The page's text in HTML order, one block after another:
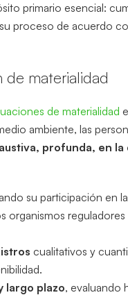
primario esencial:
proceso de acuerdo
de materialidad
de materialidad
ambiente, las
profunda, en
su participación en
organismos
cualitativos y
largo plazo, evaluando